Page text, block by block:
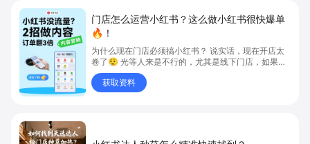
门店怎么运营小红书？这么做小红书很快爆单
🔥！
为什么现在门店必须搞小红书？ 说实话，现在开店太
卷了😮‍💨 光等人来是不行的，尤其是线下门店，如果你
还没开始做小红书，那真的就是“闭着眼放弃客流”🚪
💸 获取资料